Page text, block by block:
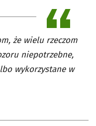
że wielu rzeczom
niepotrzebne,
wykorzystane w